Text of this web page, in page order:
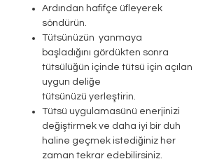
Ardından hafifçe üfleyerek
söndürün.
Tütsünüzün yanmaya
başladığını gördükten sonra
tütsülüğün içinde tütsü için açılan
uygun deliğe
tütsünüzü yerleştirin.
Tütsü uygulamasünü enerjinizi
değiştirmek ve daha iyi bir duh
haline geçmek istediğiniz her
zaman tekrar edebilirsiniz.